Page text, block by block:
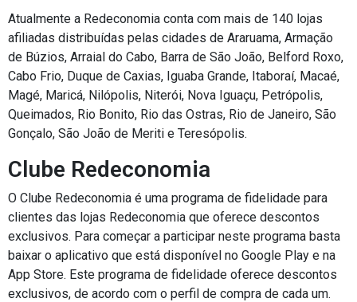
Atualmente a Redeconomia conta com mais de 140 lojas
afiliadas distribuídas pelas cidades de Araruama, Armação
de Búzios, Arraial do Cabo, Barra de São João, Belford Roxo,
Cabo Frio, Duque de Caxias, Iguaba Grande, Itaboraí, Macaé,
Magé, Maricá, Nilópolis, Niterói, Nova Iguaçu, Petrópolis,
Queimados, Rio Bonito, Rio das Ostras, Rio de Janeiro, São
Gonçalo, São João de Meriti e Teresópolis.
Clube Redeconomia
O Clube Redeconomia é uma programa de fidelidade para
clientes das lojas Redeconomia que oferece descontos
exclusivos. Para começar a participar neste programa basta
baixar o aplicativo que está disponível no Google Play e na
App Store. Este programa de fidelidade oferece descontos
exclusivos, de acordo com o perfil de compra de cada um.